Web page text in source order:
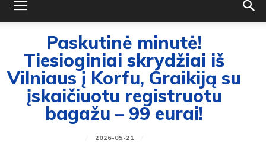
Paskutinė minutė!
Tiesioginiai skrydžiai iš
Vilniaus į Korfu, Graikiją su
įskaičiuotu registruotu
bagažu – 99 eurai!
2026-05-21